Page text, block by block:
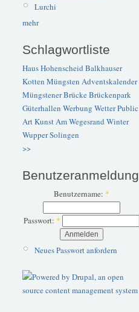
Lurchi
mehr
Schlagwortliste
Haus Hohenscheid Balkhauser
Kotten Müngsten Adventskalender
Müngstener BrückeBrückenpark
Güterhallen Werbung WetterPublic
ArtKunstAm Wegesrand Winter
WupperSolingen
>>
Benutzeranmeldung
Benutzername: *
Passwort: *
Neues Passwort anfordern